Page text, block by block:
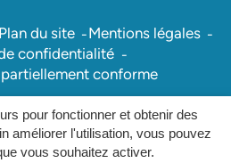
pour fonctionner et obtenir des
améliorer l'utilisation, vous pouvez
vous souhaitez activer.
Plan du site
Mentions légales
confidentialité
conforme
parInovagora (ouverture dans un